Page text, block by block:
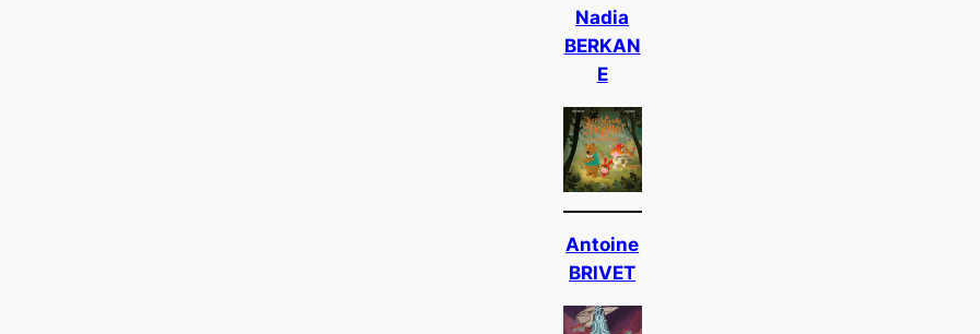
Nadia
BERKAN
E
Antoine
BRIVET